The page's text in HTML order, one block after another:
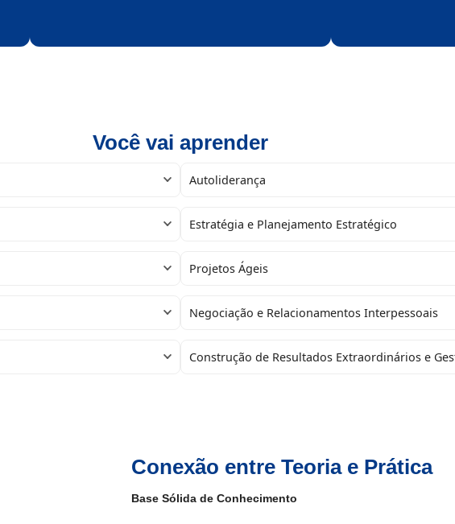
Você vai aprender
Autoliderança
Estratégia e Planejamento Estratégico
Projetos Ágeis
Negociação e Relacionamentos Interpessoais
Construção de Resultados Extraordinários e
Conexão entre Teoria e Prática
Base Sólida de Conhecimento